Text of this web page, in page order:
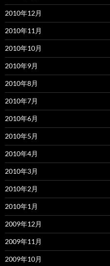
2010年12月
2010年11月
2010年10月
2010年9月
2010年8月
2010年7月
2010年6月
2010年5月
2010年4月
2010年3月
2010年2月
2010年1月
2009年12月
2009年11月
2009年10月